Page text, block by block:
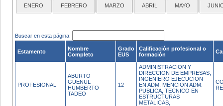
ENERO FEBRERO MARZO ABRIL MAYO
Buscar en esta página:
Estamento
Nombre
Completo
Grado
EUS
Calificación profesional o
formación
PROFESIONAL
ABURTO
GUENUL
HUMBERTO
TADEO
12
ADMINISTRACION Y
DIRECCION DE EMPRESAS,
INGENIERO EJECUCION
EN ADM. MENCION ADM.
PUBLICA, TECNICO EN
ESTRUCTURAS
METALICAS,